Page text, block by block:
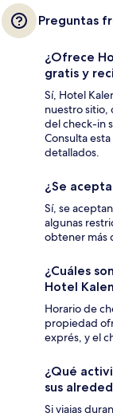
Preguntas
¿Ofrece
gratis y
Sí, Hotel
nuestro sitio,
del check-in
Consulta
detallados.
¿Se
Sí, se
algunas
obtener más
¿Cuáles
Hotel
Horario de
propiedad
exprés, y el
¿Qué
sus
Si viajas